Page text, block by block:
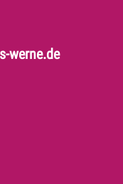
werne.de